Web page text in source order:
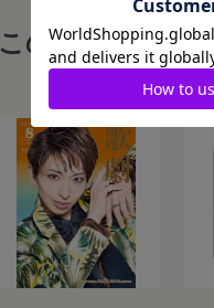
この商品を見た